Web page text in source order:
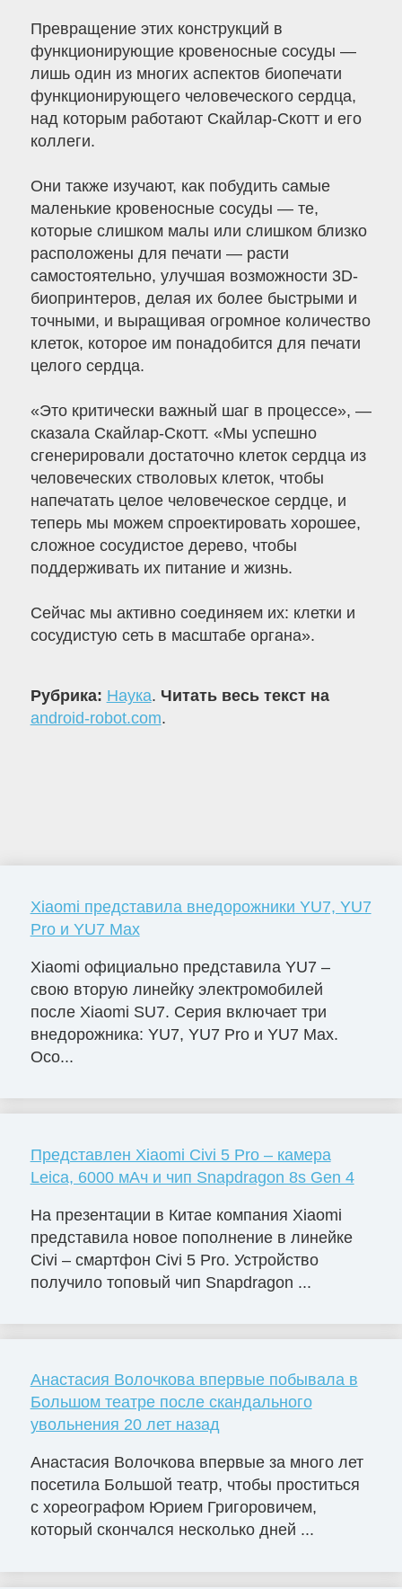
Превращение этих конструкций в
функционирующие кровеносные сосуды —
лишь один из многих аспектов биопечати
функционирующего человеческого сердца,
над которым работают Скайлар-Скотт и его
коллеги.
Они также изучают, как побудить самые
маленькие кровеносные сосуды — те,
которые слишком малы или слишком близко
расположены для печати — расти
самостоятельно, улучшая возможности 3D-
биопринтеров, делая их более быстрыми и
точными, и выращивая огромное количество
клеток, которое им понадобится для печати
целого сердца.
«Это критически важный шаг в процессе», —
сказала Скайлар-Скотт. «Мы успешно
сгенерировали достаточно клеток сердца из
человеческих стволовых клеток, чтобы
напечатать целое человеческое сердце, и
теперь мы можем спроектировать хорошее,
сложное сосудистое дерево, чтобы
поддерживать их питание и жизнь.
Сейчас мы активно соединяем их: клетки и
сосудистую сеть в масштабе органа».
Рубрика: Наука. Читать весь текст на
android-robot.com.
Xiaomi представила внедорожники YU7, YU7
Pro и YU7 Max
Xiaomi официально представила YU7 –
свою вторую линейку электромобилей
после Xiaomi SU7. Серия включает три
внедорожника: YU7, YU7 Pro и YU7 Max.
Осо...
Представлен Xiaomi Civi 5 Pro – камера
Leica, 6000 мАч и чип Snapdragon 8s Gen 4
На презентации в Китае компания Xiaomi
представила новое пополнение в линейке
Civi – смартфон Civi 5 Pro. Устройство
получило топовый чип Snapdragon ...
Анастасия Волочкова впервые побывала в
Большом театре после скандального
увольнения 20 лет назад
Анастасия Волочкова впервые за много лет
посетила Большой театр, чтобы проститься
с хореографом Юрием Григоровичем,
который скончался несколько дней ...